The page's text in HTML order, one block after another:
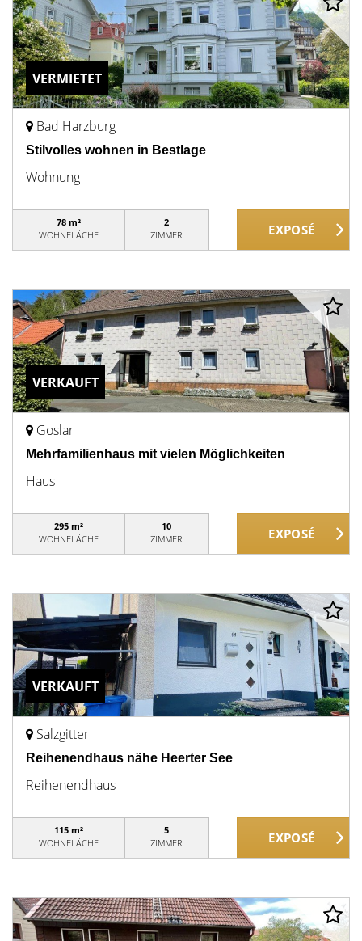
VERMIETET
Bad Harzburg
Stilvolles wohnen in Bestlage
Wohnung
78 m²
WOHNFLÄCHE
2
ZIMMER
VERKAUFT
Goslar
Mehrfamilienhaus mit vielen Möglichkeiten
Haus
295 m²
WOHNFLÄCHE
10
ZIMMER
VERKAUFT
Salzgitter
Reihenendhaus nähe Heerter See
Reihenendhaus
115 m²
WOHNFLÄCHE
5
ZIMMER